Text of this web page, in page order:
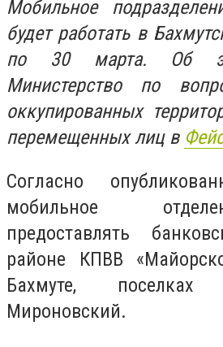
Мобильное
будет работать в
по 30 марта. Об
Министерство по
оккупированных
перемещенных лиц в
Согласно
мобильное
предоставлять
районе КПВВ
Бахмуте,
Мироновский.